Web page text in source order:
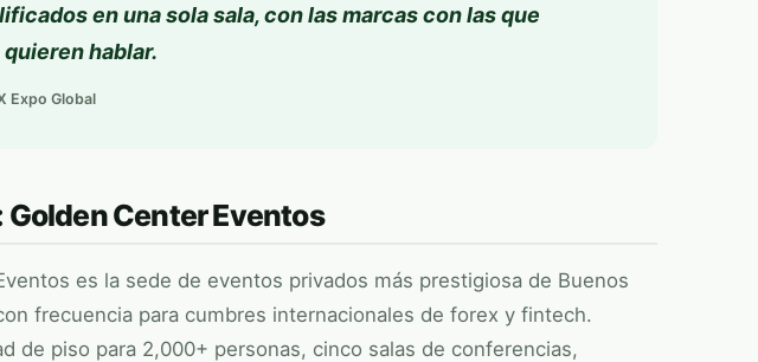
en una sola sala, con las marcas con las que
hablar.
Expo Global
Golden Center Eventos
es la sede de eventos privados más prestigiosa de Buenos
frecuencia para cumbres internacionales de forex y fintech.
de piso para 2,000+ personas, cinco salas de conferencias,